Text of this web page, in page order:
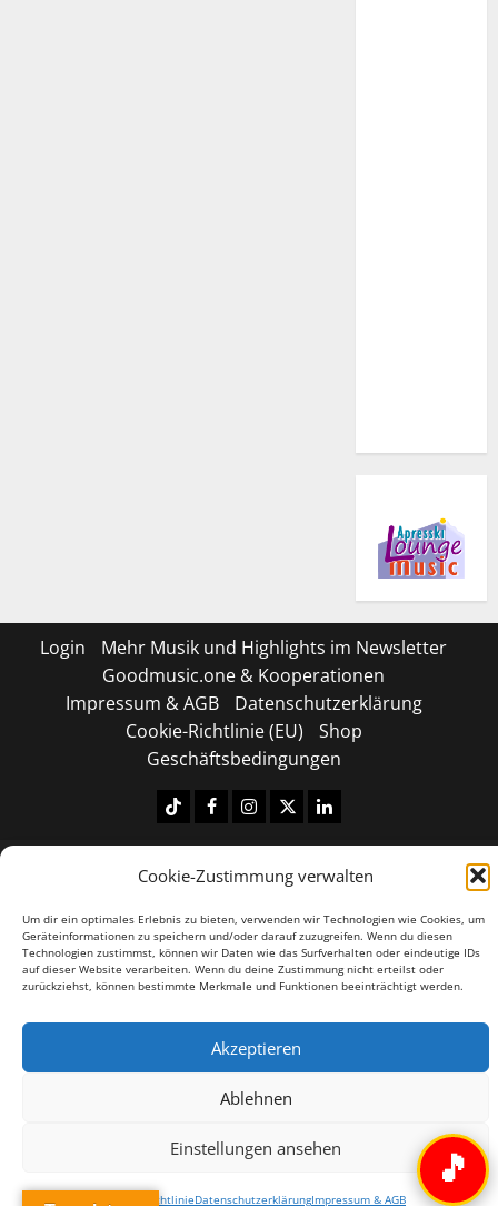
Cookie-Zustimmung verwalten
Um dir ein optimales Erlebnis zu bieten, verwenden wir Technologien wie Cookies, um
Geräteinformationen zu speichern und/oder darauf zuzugreifen. Wenn du diesen
Technologien zustimmst, können wir Daten wie das Surfverhalten oder eindeutige IDs
auf dieser Website verarbeiten. Wenn du deine Zustimmung nicht erteilst oder
zurückziehst, können bestimmte Merkmale und Funktionen beeinträchtigt werden.
Akzeptieren
Ablehnen
Einstellungen ansehen
Cookie-RichtlinieDatenschutzerklärungImpressum & AGB
Login
Mehr Musik und Highlights im Newsletter
Goodmusic.one & Kooperationen
Impressum & AGB
Datenschutzerklärung
Cookie-Richtlinie (EU)
Shop
Geschäftsbedingungen
TiktokFacebook
Instagram
X LinkedIN
Copyright © 2026 All rights reserved. |
by
AF themes.
🎵